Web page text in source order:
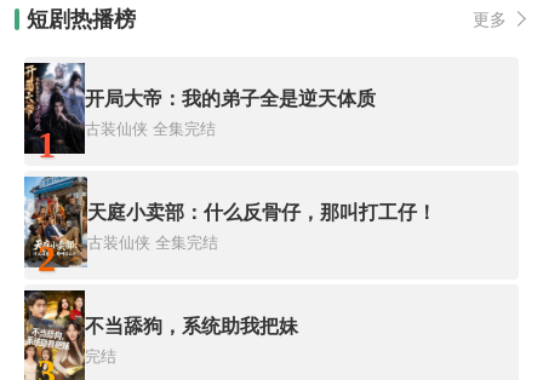
短剧热播榜 更多
1
开局大帝：我的弟子全是逆天体质
古装仙侠 全集完结
2
天庭小卖部：什么反骨仔，那叫打工仔！
古装仙侠 全集完结
3
不当舔狗，系统助我把妹
完结